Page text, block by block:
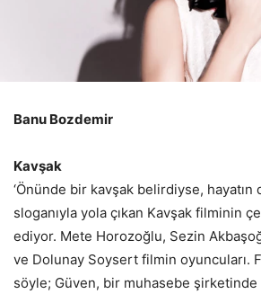
Banu Bozdemir
Kavşak
‘Önünde bir kavşak belirdiyse, hayatın
sloganıyla yola çıkan Kavşak filminin
ediyor. Mete Horozoğlu, Sezin
ve Dolunay Soysert filmin oyuncuları.
söyle; Güven, bir muhasebe şirketinde